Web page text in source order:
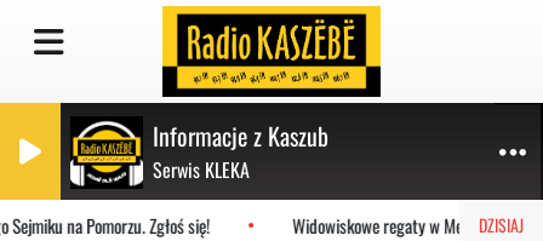
Informacje z Kaszub
Serwis KLEKA
DZISIAJ
na Pomorzu. Zgłoś się! Widowiskowe regaty w Mechelinkach.